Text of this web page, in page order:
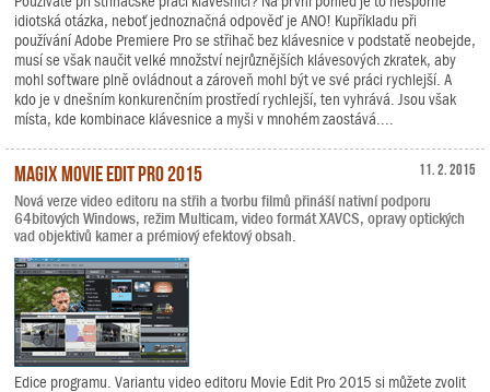
idiotská otázka, neboť jednoznačná odpověď je ANO! Kupříkladu při
používání Adobe Premiere Pro se střihač bez klávesnice v podstatě neobejde,
musí se však naučit velké množství nejrůznějších klávesových zkratek, aby
mohl software plně ovládnout a zároveň mohl být ve své práci rychlejší. A
kdo je v dnešním konkurenčním prostředí rychlejší, ten vyhrává. Jsou však
místa, kde kombinace klávesnice a myši v mnohém zaostává....
11. 2. 2015
MAGIX Movie Edit Pro 2015
Nová verze video editoru na střih a tvorbu filmů přináší nativní podporu
64bitových Windows, režim Multicam, video formát XAVCS, opravy optických
vad objektivů kamer a prémiový efektový obsah.
Edice programu. Variantu video editoru Movie Edit Pro 2015 si můžete zvolit